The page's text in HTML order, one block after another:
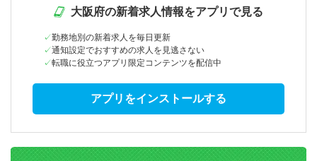
大阪府の新着求人情報をアプリで見る
勤務地別の新着求人を毎日更新
通知設定でおすすめの求人を見逃さない
転職に役立つアプリ限定コンテンツを配信中
アプリをインストールする